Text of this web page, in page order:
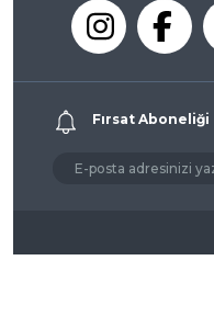
Fırsat Aboneliği